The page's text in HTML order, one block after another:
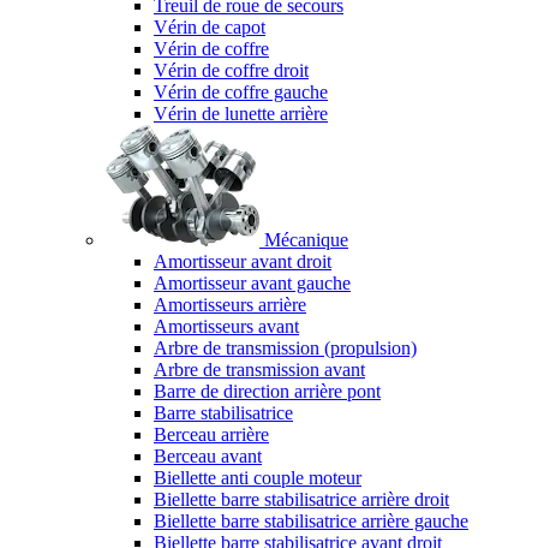
Treuil de roue de secours
Vérin de capot
Vérin de coffre
Vérin de coffre droit
Vérin de coffre gauche
Vérin de lunette arrière
Mécanique
Amortisseur avant droit
Amortisseur avant gauche
Amortisseurs arrière
Amortisseurs avant
Arbre de transmission (propulsion)
Arbre de transmission avant
Barre de direction arrière pont
Barre stabilisatrice
Berceau arrière
Berceau avant
Biellette anti couple moteur
Biellette barre stabilisatrice arrière droit
Biellette barre stabilisatrice arrière gauche
Biellette barre stabilisatrice avant droit